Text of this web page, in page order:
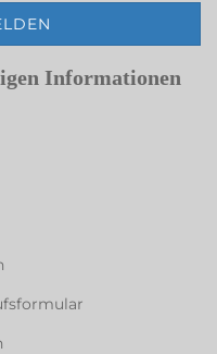
Informationen